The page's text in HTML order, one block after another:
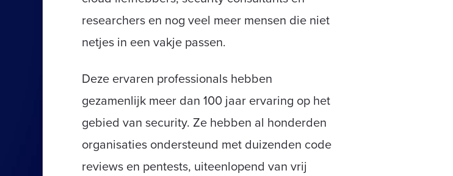
researchers en nog veel meer mensen die niet
netjes in een vakje passen.
Deze ervaren professionals hebben
gezamenlijk meer dan 100 jaar ervaring op het
gebied van security. Ze hebben al honderden
organisaties ondersteund met duizenden code
reviews en pentests, uiteenlopend van vrij